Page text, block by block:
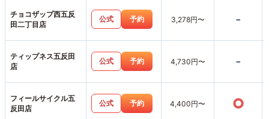
チョコザップ西五反
田二丁目店
公式 予約 3,278円〜 -
ティップネス五反田
店
公式 予約 4,730円〜 -
フィールサイクル五
反田店
公式 予約 4,400円〜 ○